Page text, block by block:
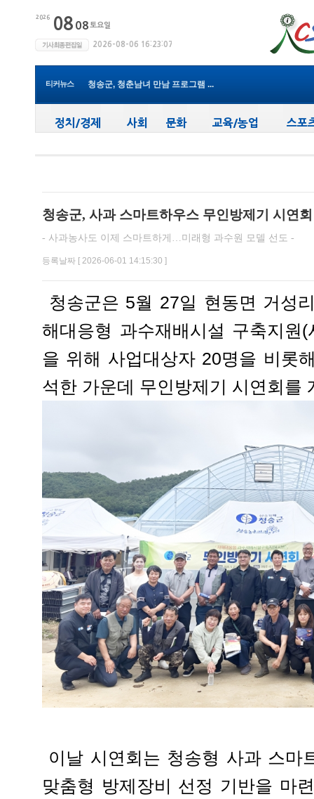
티커뉴스
(사)한국여성농업인 청송군연합회...
청송군보건의료원, 2026년 지역사...
새마을문고청송군지부, 슬라이드...
청송군, 대한배드민턴협회 2026년 ...
청송군보건의료원, 찾아가는 아토...
청송군, 사과 스마트하우스 무인방제기 시연
- 사과농사도 이제 스마트하게…미래형 과수원 모델 선도 -
등록날짜 [ 2026-06-01 14:15:30 ]
청송군은 5월 27일 현동면 거성
해대응형 과수재배시설 구축지원
을 위해 사업대상자 20명을 비롯
석한 가운데 무인방제기 시연회를
이날 시연회는 청송형 사과 스마
맞춤형 방제장비 선정 기반을 마